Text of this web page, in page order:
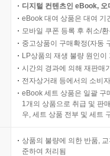
디지털 컨텐츠인 eBook,
eBook 대여 상품은 대여 기
모바일 쿠폰 등록 후 취소/
중고상품이 구매확정(자동
LP상품의 재생 불량 원인
시간의 경과에 의해 재판매
전자상거래 등에서의 소비
eBook 세트 상품은 일괄 구
1개의 상품으로 취급 및 판
우, 세트 상품 전부 및 세트
상품의 불량에 의한 반품,
준하여 처리됨